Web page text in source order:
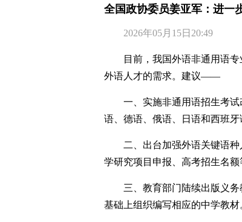
全国政协委员姜亚军：进一
2026年05月15日20:49
目前，我国外语非通用语
外语人才的需求。建议——
一、实施非通用语招生考
语、德语、俄语、日语和西班牙
二、出台加强外语关键语
学研究项目申报、高考招生名额
三、教育部门陆续出版义
基础上组织编写相应的中学教材